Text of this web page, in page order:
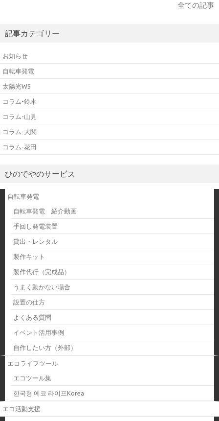
全ての記事
記事カテゴリー
お知らせ
自転車発電
太陽光WS
コラム-鈴木
コラム-山見
コラム-大関
コラム-花田
ひのでやのサービス
自転車発電
自転車発電 紹介動画
手回し発電装置
貸出・レンタル
製作キット
製作代行（完成品）
うまく動かない場合
設置の仕方
よくある質問
イベント活用事例
自作したい方（外部）
エコライフツール
エコツール集
한국형 에코 라이프Korea
エコ活動支援